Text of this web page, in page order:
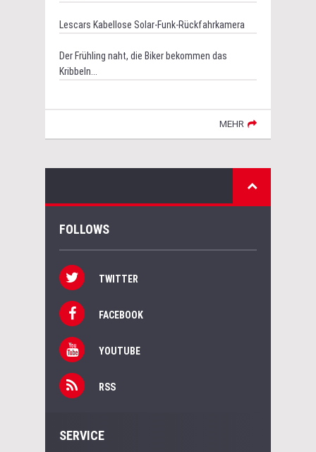
Lescars Kabellose Solar-Funk-Rückfahrkamera
Der Frühling naht, die Biker bekommen das
Kribbeln...
MEHR
FOLLOWS
TWITTER
FACEBOOK
YOUTUBE
RSS
SERVICE